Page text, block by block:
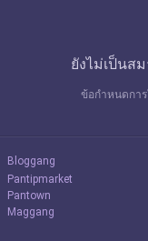
ยังไม่เป็นส
ข้อกำหนดการ
Bloggang
Pantipmarket
Pantown
Maggang